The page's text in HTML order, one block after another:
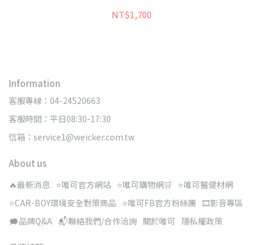
NT$1,700
Information
客服專線：04-24520663
客服時間：平日08:30-17:30
信箱：service1@weicker.com.tw
About us
🔥最新消息 ⭐唯可官方網站 ⭐唯可購物網🛒 ⭐唯可醫健材網
⭐CAR-BOY環境安全對策商品 ⭐唯可FB官方粉絲團 🎞️影音專區
🗯️品牌Q&A 📬聯絡我們/合作洽詢 關於唯可 隱私權政策